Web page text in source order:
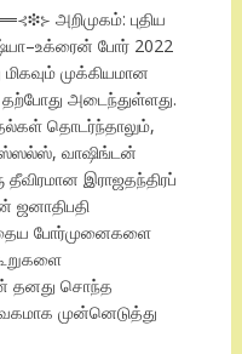
அறிமுகம்: புதிய
போர் 2022
முக்கியமான
அடைந்துள்ளது.
தொடர்ந்தாலும்,
வாஷிங்டன்
இராஜதந்திரப்
ஜனாதிபதி
போர்முனைகளை
தனது சொந்த
முன்னெடுத்து